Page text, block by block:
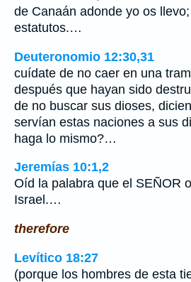
de Canaán adonde yo os
estatutos.…
Deuteronomio 12:30,31
cuídate de no caer en una
después que hayan sido
de no buscar sus dioses,
servían estas naciones a sus
haga lo mismo?…
Jeremías 10:1,2
Oíd la palabra que el SEÑOR
Israel.…
therefore
Levítico 18:27
(porque los hombres de esta